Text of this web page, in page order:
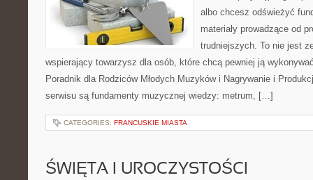
albo chcesz odświeżyć
materiały prowadzące od
trudniejszych. To nie jest
wspierający towarzysz dla osób, które chcą pewniej ją
Poradnik dla Rodziców Młodych Muzyków i Nagrywanie i
serwisu są fundamenty muzycznej wiedzy: metrum, […]
CATEGORIES: FRANCUSKIE MIASTA
ŚWIĘTA I UROCZYSTOŚCI